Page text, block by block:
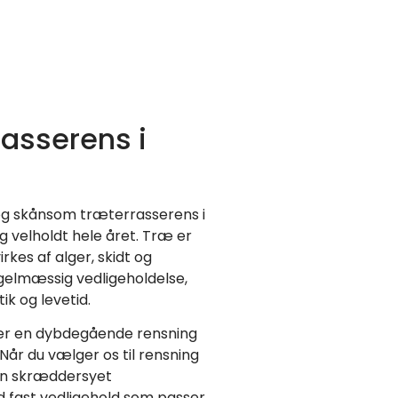
i
skånsom træterrasserens i
velholdt hele året. Træ er
af alger, skidt og
vedligeholdelse,
og levetid.
en dybdegående rensning
du vælger os til rensning
skræddersyet